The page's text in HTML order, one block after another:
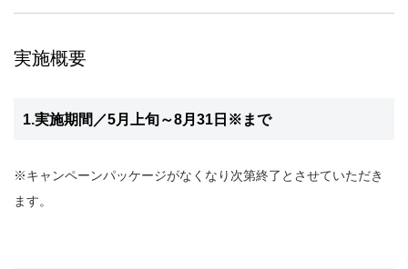
実施概要
1.実施期間／5月上旬～8月31日※まで
※キャンペーンパッケージがなくなり次第終了とさせていただき
ます。